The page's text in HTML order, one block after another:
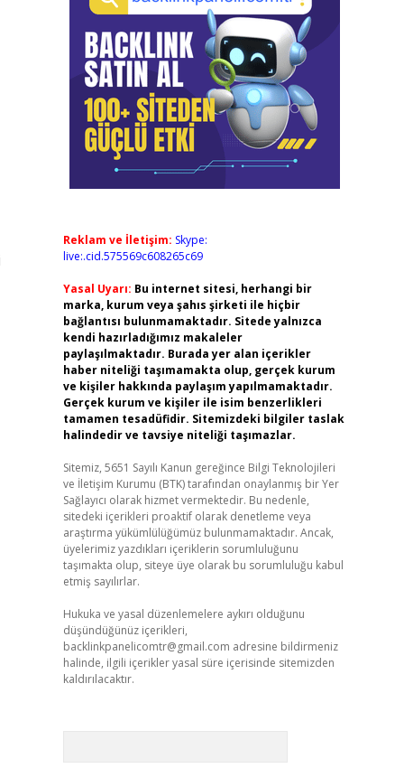
Reklam ve İletişim: Skype:
live:.cid.575569c608265c69
Yasal Uyarı: Bu internet sitesi, herhangi bir
marka, kurum veya şahıs şirketi ile hiçbir
bağlantısı bulunmamaktadır. Sitede yalnızca
kendi hazırladığımız makaleler
paylaşılmaktadır. Burada yer alan içerikler
haber niteliği taşımamakta olup, gerçek kurum
ve kişiler hakkında paylaşım yapılmamaktadır.
Gerçek kurum ve kişiler ile isim benzerlikleri
tamamen tesadüfidir. Sitemizdeki bilgiler taslak
halindedir ve tavsiye niteliği taşımazlar.
Sitemiz, 5651 Sayılı Kanun gereğince Bilgi Teknolojileri
ve İletişim Kurumu (BTK) tarafından onaylanmış bir Yer
Sağlayıcı olarak hizmet vermektedir. Bu nedenle,
sitedeki içerikleri proaktif olarak denetleme veya
araştırma yükümlülüğümüz bulunmamaktadır. Ancak,
üyelerimiz yazdıkları içeriklerin sorumluluğunu
taşımakta olup, siteye üye olarak bu sorumluluğu kabul
etmiş sayılırlar.
Hukuka ve yasal düzenlemelere aykırı olduğunu
düşündüğünüz içerikleri,
backlinkpanelicomtr@gmail.com adresine bildirmeniz
halinde, ilgili içerikler yasal süre içerisinde sitemizden
kaldırılacaktır.